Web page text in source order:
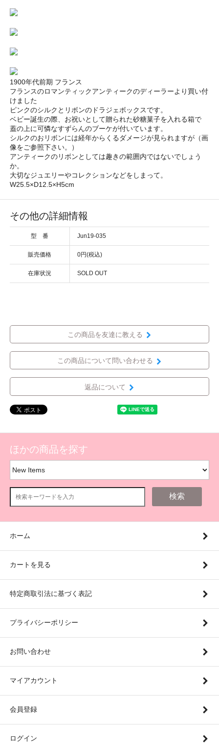
1900年代前期 フランス
フランスのロマンティックアンティークのディーラーより買い付
けました
ピンクのシルクとリボンのドラジェボックスです。
ベビー誕生の際、お祝いとして贈られた砂糖菓子を入れる箱で
蓋の上に可憐なすずらんのブーケが付いています。
シルクのおリボンには経年からくるダメージが見られますが（画
像をご参照下さい。）
アンティークのリボンとしては趣きの範囲内ではないでしょう
か。
大切なジュエリーやコレクションなどをしまって。
W25.5×D12.5×H5cm
その他の詳細情報
型 番 Jun19-035
販売価格 0円(税込)
在庫状況 SOLD OUT
この商品を友達に教える
この商品について問い合わせる
返品について
ほかの商品を探す
検索
ホーム
カートを見る
特定商取引法に基づく表記
プライバシーポリシー
お問い合わせ
マイアカウント
会員登録
ログイン